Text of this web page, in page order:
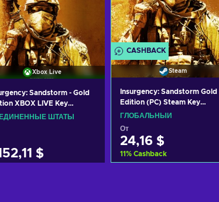
Xbox Live
Sandstorm - Gold
XBOX LIVE Key
STATES ШТАТЫ
$
CASHBACK
Steam
Insurgency: Sandstorm Gold
Edition (PC) Steam Key
GLOBAL
ГЛОБАЛЬНЫЙ
От
24,16 $
11% Cashback